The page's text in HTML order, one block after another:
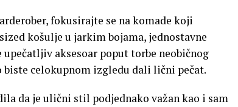
fokusirajte se na komade koji
košulje u jarkim bojama, jednostavne
aksesoar poput torbe neobičnog
celokupnom izgledu dali lični pečat.
da je ulični stil podjednako važan kao i sam